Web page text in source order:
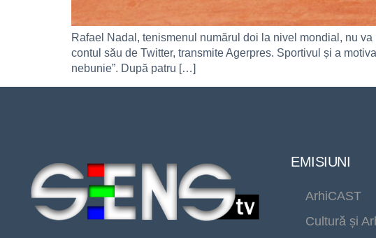
Rafael Nadal, tenismenul numărul doi la nivel mondial, nu
contul său de Twitter, transmite Agerpres. Sportivul și a
nebunie”. După patru […]
EMISIUNI
ArhiCAST
Cultură și